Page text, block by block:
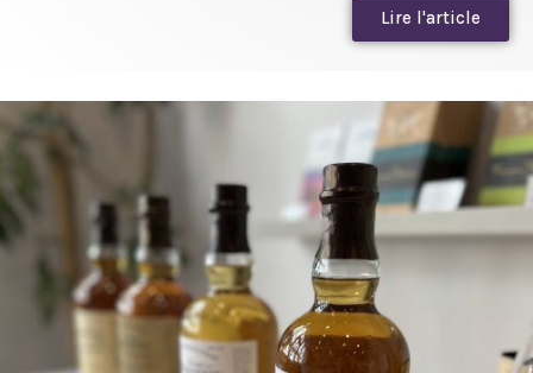
Lire l'article